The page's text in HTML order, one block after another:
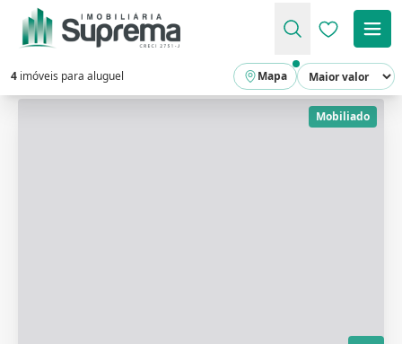
Favoritos
4 imóveis para aluguel Mapa
Mobiliado